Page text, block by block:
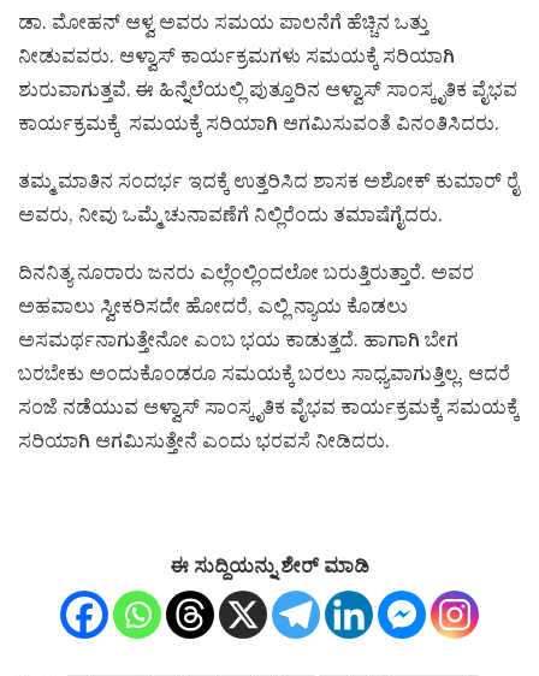
ಡಾ. ಮೋಹನ್ ಆಳ್ವ ಅವರು ಸಮಯ ಪಾಲನೆಗೆ ಹೆಚ್ಚಿನ ಒತ್ತು
ನೀಡುವವರು. ಆಳ್ವಾಸ್ ಕಾರ್ಯಕ್ರಮಗಳು ಸಮಯಕ್ಕೆ ಸರಿಯಾಗಿ
ಶುರುವಾಗುತ್ತವೆ. ಈ ಹಿನ್ನೆಲೆಯಲ್ಲಿ ಪುತ್ತೂರಿನ ಆಳ್ವಾಸ್ ಸಾಂಸ್ಕೃತಿಕ ವೈಭವ
ಕಾರ್ಯಕ್ರಮಕ್ಕೆ ಸಮಯಕ್ಕೆ ಸರಿಯಾಗಿ ಆಗಮಿಸುವಂತೆ ವಿನಂತಿಸಿದರು.
ತಮ್ಮ ಮಾತಿನ ಸಂದರ್ಭ ಇದಕ್ಕೆ ಉತ್ತರಿಸಿದ ಶಾಸಕ ಅಶೋಕ್ ಕುಮಾರ್ ರೈ
ಅವರು, ನೀವು ಒಮ್ಮೆ ಚುನಾವಣೆಗೆ ನಿಲ್ಲಿರೆಂದು ತಮಾಷೆಗೈದರು.
ದಿನನಿತ್ಯ ನೂರಾರು ಜನರು ಎಲ್ಲೆಂಲ್ಲಿಂದಲೋ ಬರುತ್ತಿರುತ್ತಾರೆ. ಅವರ
ಅಹವಾಲು ಸ್ವೀಕರಿಸದೇ ಹೋದರೆ, ಎಲ್ಲಿ ನ್ಯಾಯ ಕೊಡಲು
ಅಸಮರ್ಥನಾಗುತ್ತೇನೋ ಎಂಬ ಭಯ ಕಾಡುತ್ತದೆ. ಹಾಗಾಗಿ ಬೇಗ
ಬರಬೇಕು ಅಂದುಕೊಂಡರೂ ಸಮಯಕ್ಕೆ ಬರಲು ಸಾಧ್ಯವಾಗುತ್ತಿಲ್ಲ. ಆದರೆ
ಸಂಜೆ ನಡೆಯುವ ಆಳ್ವಾಸ್ ಸಾಂಸ್ಕೃತಿಕ ವೈಭವ ಕಾರ್ಯಕ್ರಮಕ್ಕೆ ಸಮಯಕ್ಕೆ
ಸರಿಯಾಗಿ ಆಗಮಿಸುತ್ತೇನೆ ಎಂದು ಭರವಸೆ ನೀಡಿದರು.
ಈ ಸುದ್ದಿಯನ್ನು ಶೇರ್ ಮಾಡಿ